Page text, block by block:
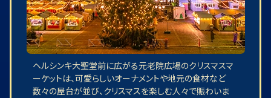
ヘルシンキ大聖堂前に広がる元老院広場のクリスマスマ
ーケットは、可愛らしいオーナメントや地元の食材など
数々の屋台が並び、クリスマスを楽しむ人々で賑わいま